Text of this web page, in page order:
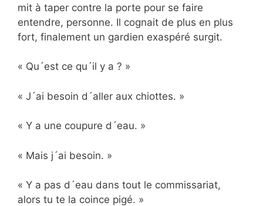
mit à taper contre la porte pour se faire
entendre, personne. Il cognait de plus en plus
fort, finalement un gardien exaspéré surgit.
« Qu´est ce qu´il y a ? »
« J´ai besoin d´aller aux chiottes. »
« Y a une coupure d´eau. »
« Mais j´ai besoin. »
« Y a pas d´eau dans tout le commissariat,
alors tu te la coince pigé. »